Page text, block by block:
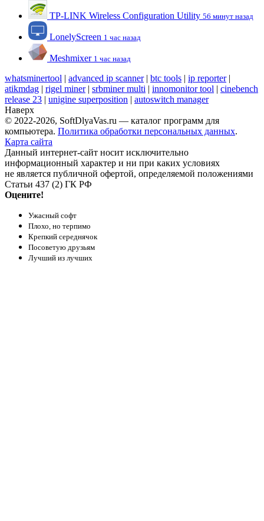
TP-LINK Wireless Configuration Utility 56 минут назад
LonelyScreen 1 час назад
Meshmixer 1 час назад
whatsminertool | advanced ip scanner| btc tools | ip reporter|
atikmdag | rigel miner| srbminer multi | innomonitor tool | cinebench
release 23 | unigine superposition | autoswitch manager
Наверх
© 2022-2026, SoftDlyaVas.ru — каталог программ для
компьютера. Политика обработки персональных данных.
Карта сайта
Данный интернет-сайт носит исключительно
информационный характер и ни при каких условиях
не является публичной офертой, определяемой положениями
Статьи 437 (2) ГК РФ
Оцените!
Ужасный софт
Плохо, но терпимо
Крепкий середнячок
Посоветую друзьям
Лучший из лучших